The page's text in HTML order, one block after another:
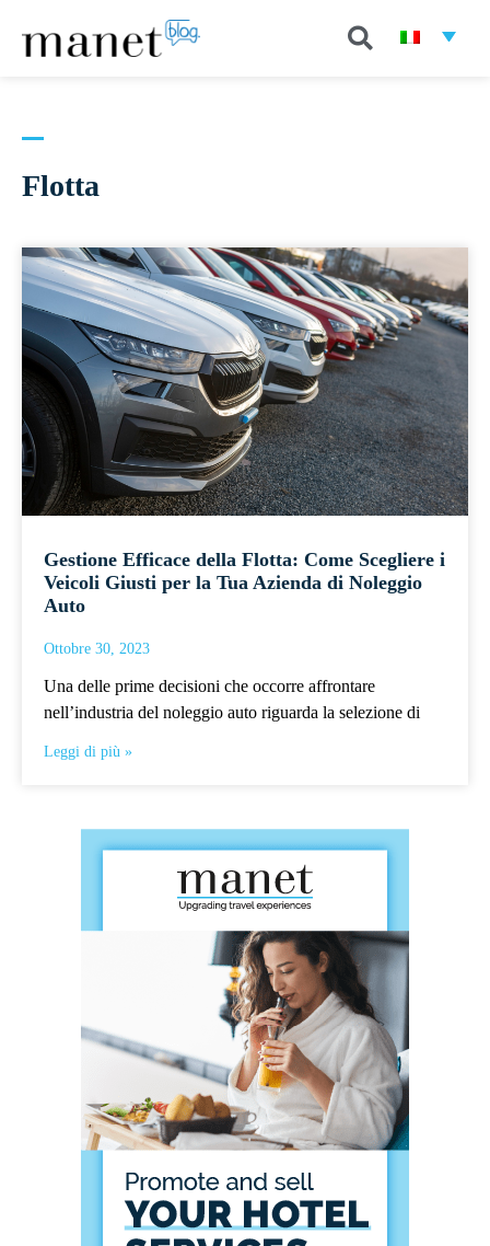
Flotta
Gestione Efficace della Flotta: Come Scegliere i
Veicoli Giusti per la Tua Azienda di Noleggio
Auto
Ottobre 30, 2023
Una delle prime decisioni che occorre affrontare
nell’industria del noleggio auto riguarda la selezione di
Leggi di più »